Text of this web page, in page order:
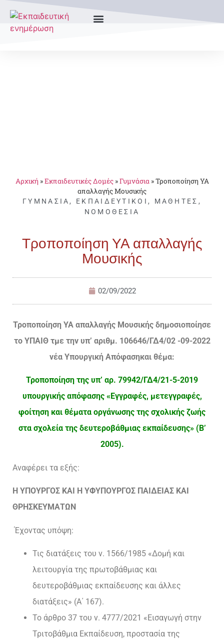
Αρχική »Εκπαιδευτικές Δομές»Γυμνάσια»Τροποποίηση ΥΑ
απαλλαγής Μουσικής
ΓΥΜΝΆΣΙΑ , ΕΚΠΑΙΔΕΥΤΙΚΟΊ , ΜΑΘΗΤΈΣ ,
ΝΟΜΟΘΕΣΊΑ
Τροποποίηση ΥΑ απαλλαγής
Μουσικής
02/09/2022
Τροποποίηση ΥΑ απαλλαγής Μουσικής δημοσιοποίησε
το ΥΠΑΙΘ τμε την υπ’ αριθμ. 106646/ΓΔ4/02 -09-2022
νέα Υπουργική Απόφασηκαι θέμα:
Τροποποίηση της υπ’ αρ. 79942/ΓΔ4/21-5-2019
υπουργικής απόφασης «Εγγραφές, μετεγγραφές,
φοίτηση και θέματα οργάνωσης της σχολικής ζωής
στα σχολεία της δευτεροβάθμιας εκπαίδευσης» (Β’
2005).
Αναφέρει τα εξής:
Η ΥΠΟΥΡΓΟΣ ΚΑΙ Η ΥΦΥΠΟΥΡΓΟΣ ΠΑΙΔΕΙΑΣ ΚΑΙ
ΘΡΗΣΚΕΥΜΑΤΩΝ
Έχοντας υπόψη:
Τις διατάξεις του ν. 1566/1985 «Δομή και
λειτουργία της πρωτοβάθμιας και
δευτεροβάθμιας εκπαίδευσης και άλλες
διατάξεις» (Α΄ 167).
Το άρθρο 37 του ν. 4777/2021 «Εισαγωγή στην
Τριτοβάθμια Εκπαίδευση, προστασία της